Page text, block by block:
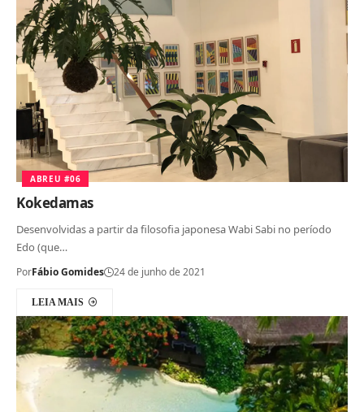
ABREU #06
Kokedamas
Desenvolvidas a partir da filosofia japonesa Wabi Sabi no período
Edo (que…
PorFábio Gomides 24 de junho de 2021
LEIA MAIS